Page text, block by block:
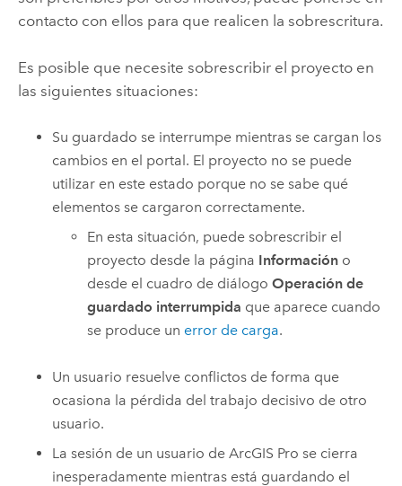
contacto con ellos para que realicen la sobrescritura.
Es posible que necesite sobrescribir el proyecto en
las siguientes situaciones:
Su guardado se interrumpe mientras se cargan los
cambios en el portal. El proyecto no se puede
utilizar en este estado porque no se sabe qué
elementos se cargaron correctamente.
En esta situación, puede sobrescribir el
proyecto desde la página Información o
desde el cuadro de diálogoOperación de
guardado interrumpida que aparece cuando
se produce un error de carga.
Un usuario resuelve conflictos de forma que
ocasiona la pérdida del trabajo decisivo de otro
usuario.
La sesión de un usuario deArcGIS Pro se cierra
inesperadamente mientras está guardando el